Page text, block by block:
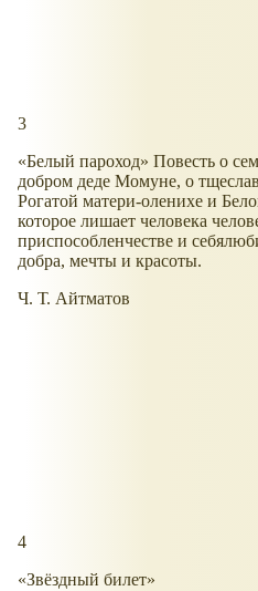
3
«Белый пароход» Повесть о
добром деде Момуне, о
Рогатой матери-оленихе и
которое лишает человека
приспособленчестве и
добра, мечты и красоты.
Ч. Т. Айтматов
4
«Звёздный билет»